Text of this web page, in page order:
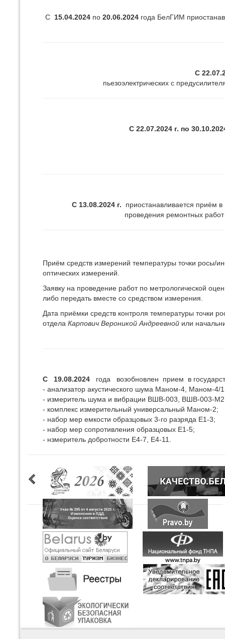
С 15.04.2024по 20.06.2024года БелГИМ
С
пьезоэлектрических с
С 22.07.2024 г. по
С 13.08.2024 г.
приостанавливается приём
проведения ремонтных
Приём средств измерений температуры точки росы/
оптических измерений.
Заявку на проведение работ по метрологической
либо передать вместе со средством измерения.
Дата приёмки средств контроля температуры точки
отдела Карпович Вероникой Андреевной или
С 19.08.2024 года возобновлен прием в
- анализатор акустического шума Маном-4, Маном-
- измеритель шума и вибрации ВШВ-003, ВШВ-003-
- комплекс измерительный универсальный Маном-2;
- набор мер емкости образцовых 3-го разряда Е1-3;
- набор мер сопротивления образцовых Е1-5;
- нзмеритель добротности Е4-7, Е4-11.